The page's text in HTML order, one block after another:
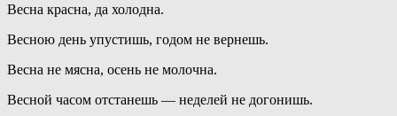
Весна красна, да холодна.
Весною день упустишь, годом не вернешь.
Весна не мясна, осень не молочна.
Весной часом отстанешь — неделей не догонишь.